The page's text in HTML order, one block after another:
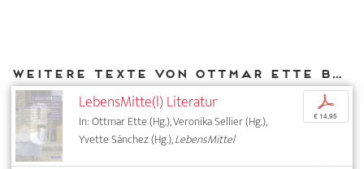
Weitere Texte von Ottmar Ette bei DIAPHANES
LebensMitte(l) Literatur
In: Ottmar Ette (Hg.), Veronika Sellier (Hg.),
Yvette Sánchez (Hg.),LebensMittel
p
€ 14,95